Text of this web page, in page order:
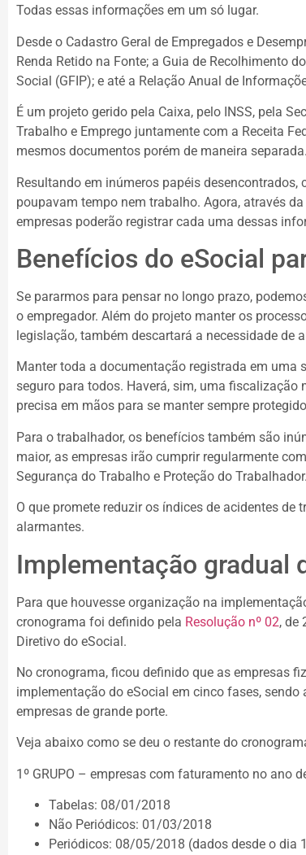
Todas essas informações em um só lugar.
Desde o Cadastro Geral de Empregados e
Renda Retido na Fonte; a Guia de Recolhimento
Social (GFIP); e até a Relação Anual de
É um projeto gerido pela Caixa, pelo INSS, pela
Trabalho e Emprego juntamente com a Receita
mesmos documentos porém de maneira separada.
Resultando em inúmeros papéis desencontrados,
poupavam tempo nem trabalho. Agora, através
empresas poderão registrar cada uma dessas
Benefícios do eSocial
Se pararmos para pensar no longo prazo,
o empregador. Além do projeto manter os
legislação, também descartará a necessidade de
Manter toda a documentação registrada em
seguro para todos. Haverá, sim, uma fiscalização
precisa em mãos para se manter sempre
Para o trabalhador, os benefícios também são
maior, as empresas irão cumprir regularmente
Segurança do Trabalho e Proteção do Trabalhador.
O que promete reduzir os índices de acidentes de
alarmantes.
Implementação gradual
Para que houvesse organização na
cronograma foi definido pela Resolução nº 02, de
Diretivo do eSocial.
No cronograma, ficou definido que as empresas
implementação do eSocial em cinco fases,
empresas de grande porte.
Veja abaixo como se deu o restante do
1º GRUPO – empresas com faturamento no ano
Tabelas: 08/01/2018
Não Periódicos: 01/03/2018
Periódicos: 08/05/2018 (dados desde o dia